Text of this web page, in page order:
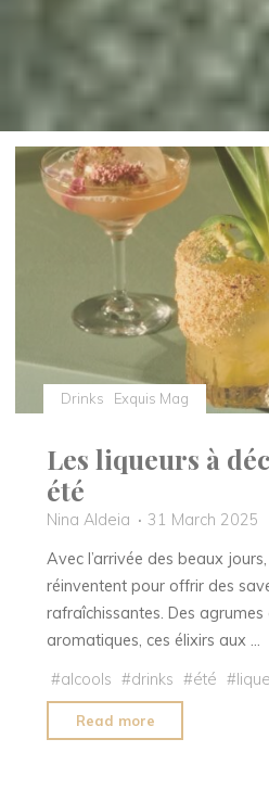
Drinks Exquis Mag
Les liqueurs à
été
Nina Aldeia
31 March 2025
Avec l’arrivée des beaux
réinventent pour offrir des
rafraîchissantes. Des
aromatiques, ces élixirs aux …
#alcools #drinks #été #
Read more
liqueurs